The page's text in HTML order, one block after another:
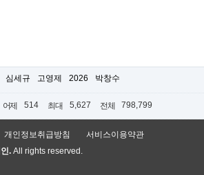
심세규 고영제 2026 박창수
어제 514 최대 5,627 전체 798,799
개인정보취급방침
서비스이용약관
. All rights reserved.